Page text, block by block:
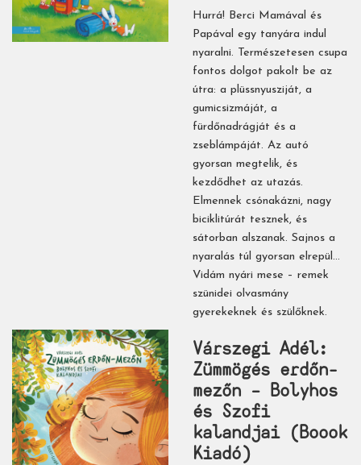
Hurrá! Berci Mamával és
Papával egy tanyára indul
nyaralni. Természetesen csupa
fontos dolgot pakolt be az
útra: a plüssnyusziját, a
gumicsizmáját, a
fürdőnadrágját és a
zseblámpáját. Az autó
gyorsan megtelik, és
kezdődhet az utazás.
Elmennek csónakázni, nagy
biciklitúrát tesznek, és
sátorban alszanak. Sajnos a
nyaralás túl gyorsan elrepül…
Vidám nyári mese – remek
szünidei olvasmány
gyerekeknek és szülőknek.
Várszegi Adél:
Zümmögés ​erdőn-
mezőn – Bolyhos
és Szofi
kalandjai (Boook
Kiadó)